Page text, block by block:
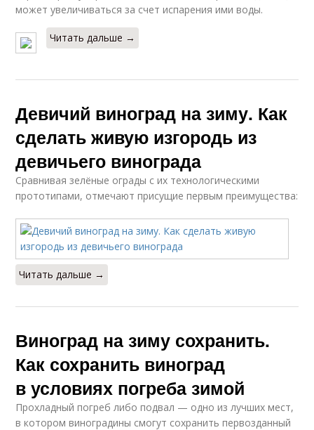
может увеличиваться за счет испарения ими воды.
Читать дальше →
Девичий виноград на зиму. Как
сделать живую изгородь из
девичьего винограда
Сравнивая зелёные ограды с их технологическими
прототипами, отмечают присущие первым преимущества:
Читать дальше →
Виноград на зиму сохранить.
Как сохранить виноград
в условиях погреба зимой
Прохладный погреб либо подвал — одно из лучших мест,
в котором виноградины смогут сохранить первозданный